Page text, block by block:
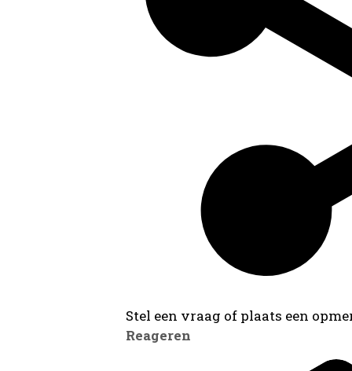
Stel een vraag of plaats een
Reageren